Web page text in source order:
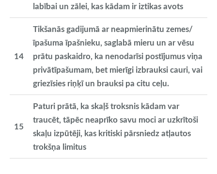
labībai un zālei, kas kādam ir iztikas avots
14
Tikšanās gadijumā ar neapmierinātu zemes/
īpašuma īpašnieku, saglabā mieru un ar vēsu
prātu paskaidro, ka nenodarīsi postījumus viņa
privātīpašumam, bet mierīgi izbrauksi cauri, vai
griezīsies riņķī un brauksi pa citu ceļu.
15
Paturi prātā, ka skaļš troksnis kādam var
traucēt, tāpēc neaprīko savu moci ar uzkrītoši
skaļu izpūtēji, kas kritiski pārsniedz atļautos
trokšņa limitus